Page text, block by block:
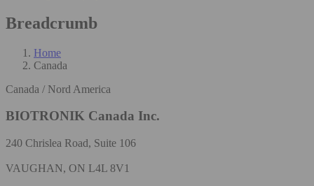
Breadcrumb
Home
Canada
Canada / Nord America
BIOTRONIK Canada Inc.
240 Chrislea Road, Suite 106
VAUGHAN, ON L4L 8V1